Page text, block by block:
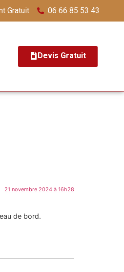
Gratuit 06 66 85 53 43
Devis Gratuit
21 novembre 2024 à 16h28
de bord.